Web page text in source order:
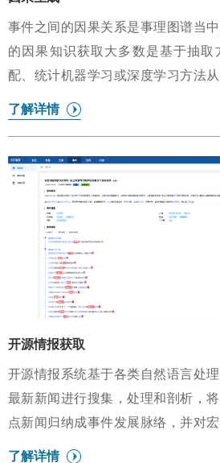
事件之间的因果关系是事理图谱当
的因果知识获取大多数是基于抽取
配、统计机器学习或深度学习方法
对。基于抽取的方法是对世界上已
不创造新的知识。为此，我们提出
获取的重要补充。对于任意的开放
成多个可能的句子级原因或者结果
明，即使对于全新的输入，我们的
多语义的原因和结果。
了解详情
开源情报获取
开源情报系统基于各类自然语言处
最新新闻进行搜集，处理和剖析，
点新闻归纳成事件发展脉络，并对
热点实体进行专门分析。形成了对
了解详情